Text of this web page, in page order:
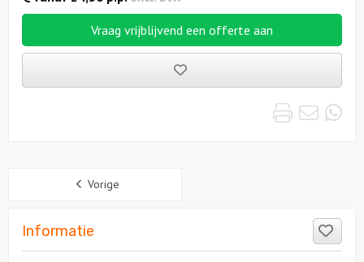
Vraag vrijblijvend een offerte aan
uitjes
Print
Vorige
Informatie